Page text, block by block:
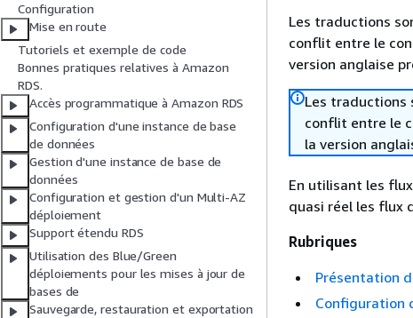
Configuration
Mise en route
Tutoriels et exemple de code
Bonnes pratiques relatives à Amazon
RDS.
Accès programmatique à Amazon RDS
Configuration d'une instance de base
de données
Gestion d'une instance de base de
données
Configuration et gestion d'un Multi-AZ
déploiement
Support étendu RDS
Utilisation des Blue/Green
déploiements pour les mises à jour de
bases de
Sauvegarde, restauration et exportation
Les traductions
conflit entre le
version anglaise
Les traductions
conflit entre le
la version
En utilisant les
quasi réel les flux
Rubriques
Présentation
Configuration